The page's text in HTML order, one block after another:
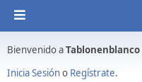
Bienvenido a
Inicia Sesióno Regístrate.